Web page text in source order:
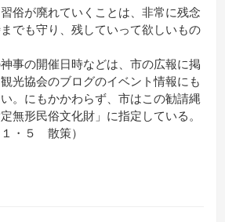
俗が廃れていくことは、非常に残念
でも守り、残していって欲しいもの
事の開催日時などは、市の広報に掲
光協会のブログのイベント情報にも
。にもかかわらず、市はこの勧請縄
無形民俗文化財」に指定している。
・５ 散策）